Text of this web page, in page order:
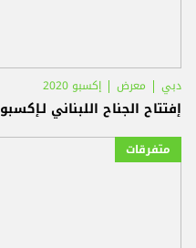
دبي معرض إكسبو 2020
إفتتاح الجناح اللبناني لـإكسبو 2020
متفرقات